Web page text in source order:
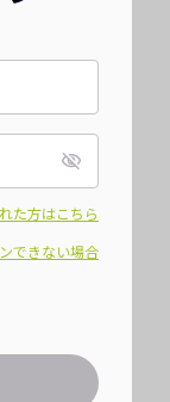
た方はこちら
できない場合